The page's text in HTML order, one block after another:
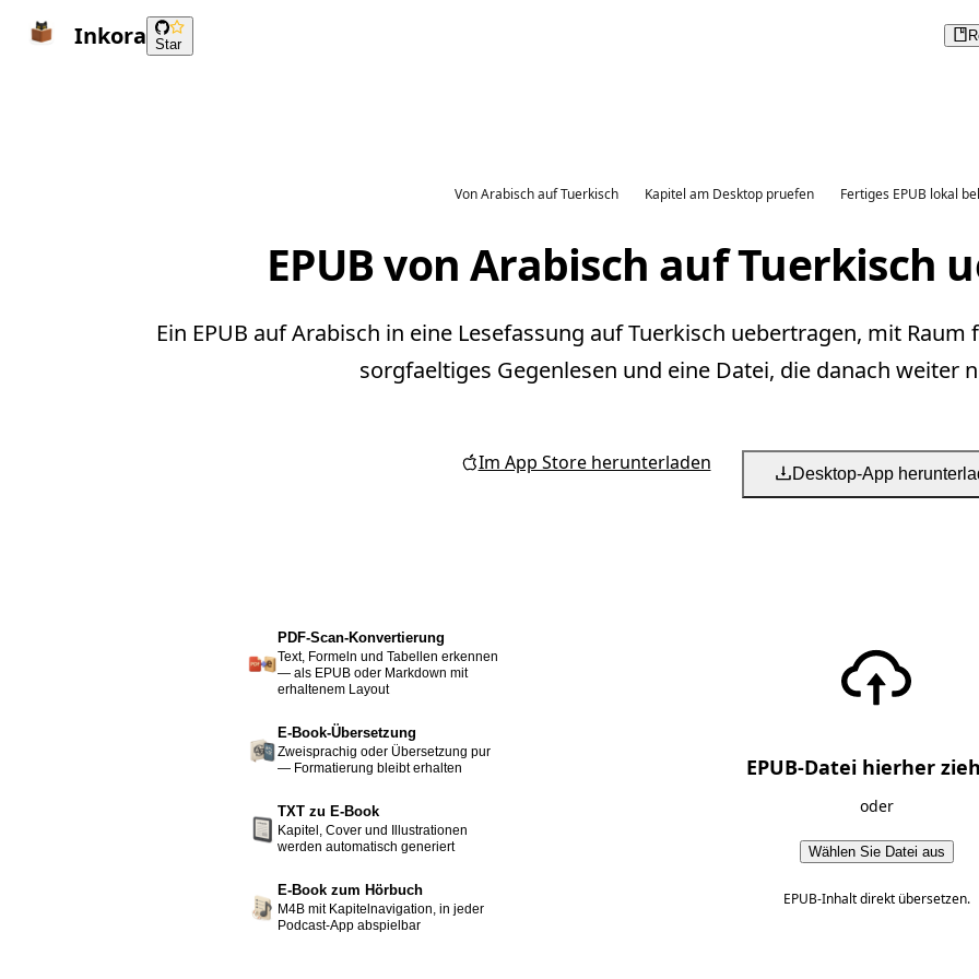
Inkora Star
Von Arabisch auf Tuerkisch Kapitel am Desktop pruefen Fertiges EPUB lokal
EPUB von Arabisch auf Tuerkisch
Ein EPUB auf Arabisch in eine Lesefassung auf Tuerkisch uebertragen, mit
sorgfaeltiges Gegenlesen und eine Datei, die danach weiter
Im App Store herunterladen Desktop-App
PDF-Scan-Konvertierung
Text, Formeln und Tabellen erkennen
— als EPUB oder Markdown mit
erhaltenem Layout
E-Book-Übersetzung
Zweisprachig oder Übersetzung pur
— Formatierung bleibt erhalten
TXT zu E-Book
Kapitel, Cover und Illustrationen
werden automatisch generiert
E-Book zum Hörbuch
M4B mit Kapitelnavigation, in jeder
Podcast-App abspielbar
EPUB-Datei hierher
oder
Wählen Sie Datei aus
EPUB-Inhalt direkt übersetzen.